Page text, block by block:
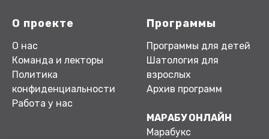
О проекте
О нас
Команда и лекторы
Политика
конфиденциальности
Работа у нас
Программы
Программы для детей
Шатология для
взрослых
Архив программ
МАРАБУ ОНЛАЙН
Марабукс